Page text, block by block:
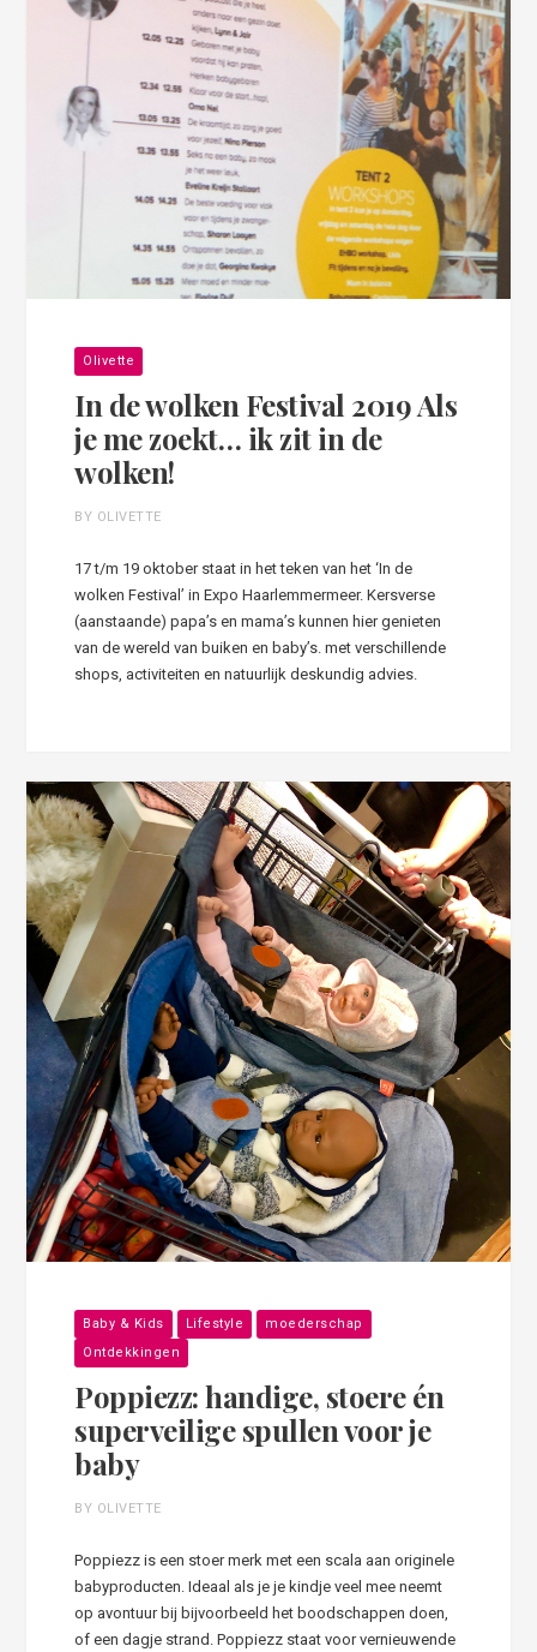
Olivette
In de wolken Festival 2019 Als
je me zoekt… ik zit in de
wolken!
BY OLIVETTE
17 t/m 19 oktober staat in het teken van het ‘In de
wolken Festival’ in Expo Haarlemmermeer. Kersverse
(aanstaande) papa’s en mama’s kunnen hier genieten
van de wereld van buiken en baby’s. met verschillende
shops, activiteiten en natuurlijk deskundig advies.
Baby & Kids Lifestyle
moederschap
Ontdekkingen
Poppiezz: handige, stoere én
superveilige spullen voor je
baby
BY OLIVETTE
Poppiezz is een stoer merk met een scala aan originele
babyproducten. Ideaal als je je kindje veel mee neemt
op avontuur bij bijvoorbeeld het boodschappen doen,
of een dagje strand. Poppiezz staat voor vernieuwende